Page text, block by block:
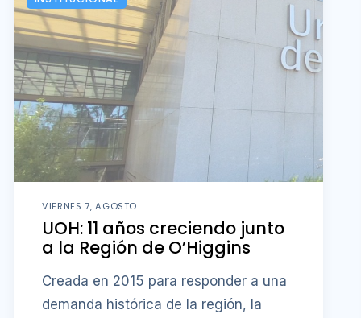
VIERNES 7, AGOSTO
UOH: 11 años creciendo junto
a la Región de O’Higgins
Creada en 2015 para responder a una
demanda histórica de la región, la